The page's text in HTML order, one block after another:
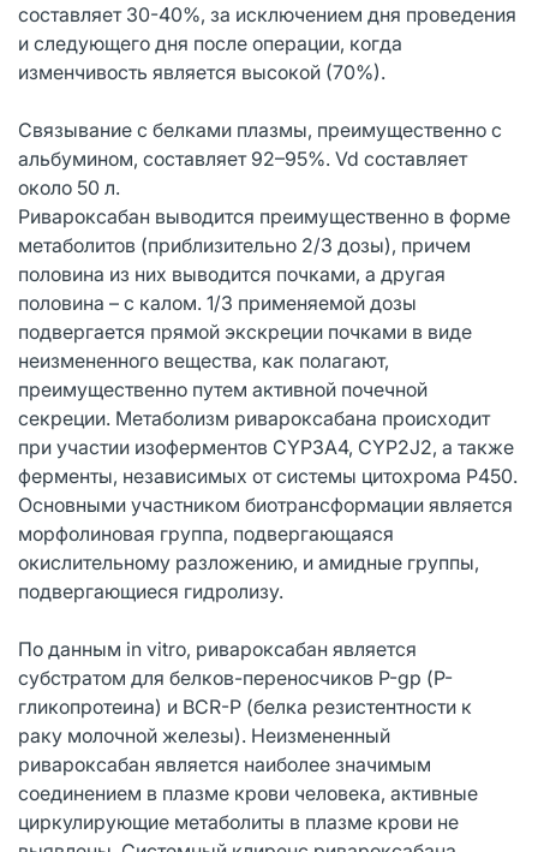
составляет 30-40%, за исключением дня проведения
и следующего дня после операции, когда
изменчивость является высокой (70%).
Связывание с белками плазмы, преимущественно с
альбумином, составляет 92–95%. Vd составляет
около 50 л.
Ривароксабан выводится преимущественно в форме
метаболитов (приблизительно 2/3 дозы), причем
половина из них выводится почками, а другая
половина – с калом. 1/3 применяемой дозы
подвергается прямой экскреции почками в виде
неизмененного вещества, как полагают,
преимущественно путем активной почечной
секреции. Метаболизм ривароксабана происходит
при участии изоферментов CYP3A4, CYP2J2, а также
ферменты, независимых от системы цитохрома Р450.
Основными участником биотрансформации является
морфолиновая группа, подвергающаяся
окислительному разложению, и амидные группы,
подвергающиеся гидролизу.
По данным in vitro, ривароксабан является
субстратом для белков-переносчиков Р-gp (Р-
гликопротеина) и BCR-P (белка резистентности к
раку молочной железы). Неизмененный
ривароксабан является наиболее значимым
соединением в плазме крови человека, активные
циркулирующие метаболиты в плазме крови не